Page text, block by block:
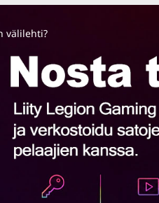
välilehti?